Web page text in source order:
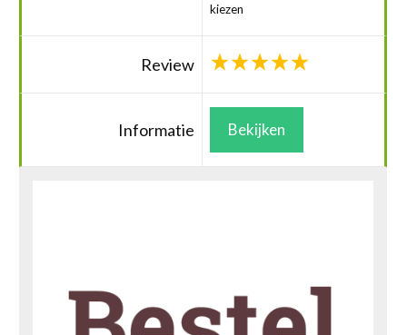
kiezen
Review
Informatie Bekijken